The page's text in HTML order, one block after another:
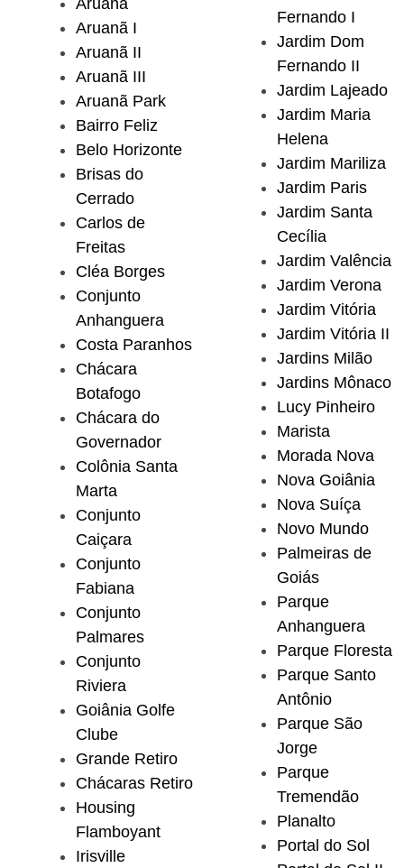
Aruanã I
Aruanã II
Aruanã III
Aruanã Park
Bairro Feliz
Belo Horizonte
Brisas do
Cerrado
Carlos de
Freitas
Cléa Borges
Conjunto
Anhanguera
Costa Paranhos
Chácara
Botafogo
Chácara do
Governador
Colônia Santa
Marta
Conjunto
Caiçara
Conjunto
Fabiana
Conjunto
Palmares
Conjunto
Riviera
Goiânia Golfe
Clube
Grande Retiro
Chácaras Retiro
Housing
Flamboyant
Irisville
Fernando I
Jardim Dom
Fernando II
Jardim Lajeado
Jardim Maria
Helena
Jardim Mariliza
Jardim Paris
Jardim Santa
Cecília
Jardim Valência
Jardim Verona
Jardim Vitória
Jardim Vitória II
Jardins Milão
Jardins Mônaco
Lucy Pinheiro
Marista
Morada Nova
Nova Goiânia
Nova Suíça
Novo Mundo
Palmeiras de
Goiás
Parque
Anhanguera
Parque Floresta
Parque Santo
Antônio
Parque São
Jorge
Parque
Tremendão
Planalto
Portal do Sol